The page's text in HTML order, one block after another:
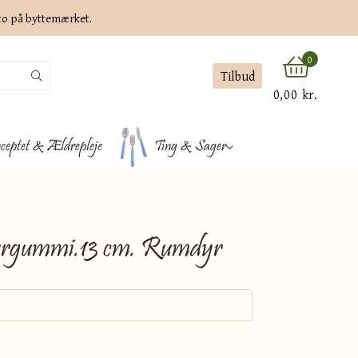
på byttemærket.
Tilbud
0
0,00 kr.
& Ældrepleje Ting & Sager
cm. Rumdyr